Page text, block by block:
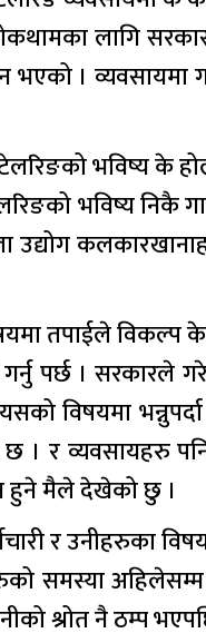
लागि
। व्यवसायमा
भविष्य के
भविष्य निकै
तपाईले विकल्प
पर्छ । सरकारले
विषयमा
छ । र व्यवसायहरु
हुने मैले देखेको छु ।
र उनीहरुका
समस्या
श्रोत नै ठम्प